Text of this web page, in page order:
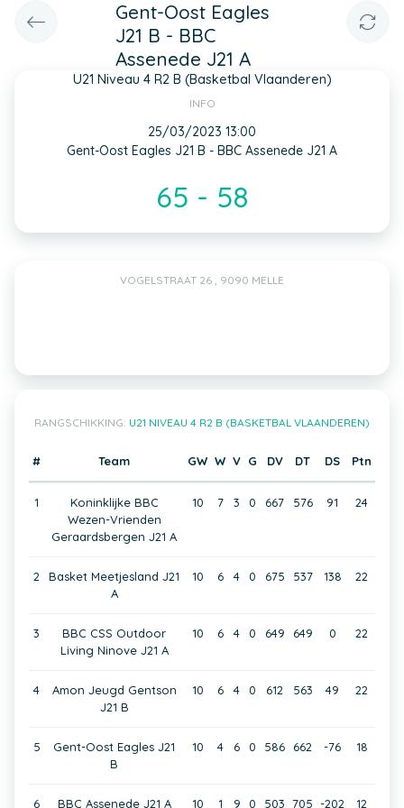
Gent-Oost Eagles
J21 B - BBC
Assenede J21 A
U21 Niveau 4 R2 B (Basketbal Vlaanderen)
INFO
25/03/2023 13:00
Gent-Oost Eagles J21 B - BBC Assenede J21 A
65 - 58
VOGELSTRAAT 26 , 9090 MELLE
RANGSCHIKKING: U21 NIVEAU 4 R2 B (BASKETBAL VLAANDEREN)
# Team GW W V G DV DT DS Ptn
1
Koninklijke BBC
Wezen-Vrienden
Geraardsbergen J21 A
10 7 3 0 667 576 91 24
2
Basket Meetjesland J21
A
10 6 4 0 675 537 138 22
3
BBC CSS Outdoor
Living Ninove J21 A
10 6 4 0 649 649 0 22
4
Amon Jeugd Gentson
J21 B
10 6 4 0 612 563 49 22
5
Gent-Oost Eagles J21
B
10 4 6 0 586 662 -76 18
6 BBC Assenede J21 A 10 1 9 0 503 705 -202 12